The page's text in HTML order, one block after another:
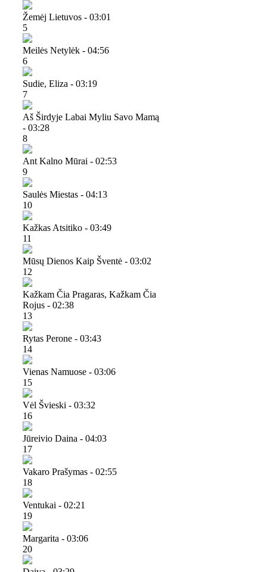
Žemėj Lietuvos - 03:01
5
Meilės Netylėk - 04:56
6
Sudie, Eliza - 03:19
7
Aš Širdyje Labai Myliu Savo Mamą
- 03:28
8
Ant Kalno Mūrai - 02:53
9
Saulės Miestas - 04:13
10
Kažkas Atsitiko - 03:49
11
Mūsų Dienos Kaip Šventė - 03:02
12
Kažkam Čia Pragaras, Kažkam Čia
Rojus - 02:38
13
Rytas Perone - 03:43
14
Vienas Namuose - 03:06
15
Vėl Švieski - 03:32
16
Jūreivio Daina - 04:03
17
Vakaro Prašymas - 02:55
18
Ventukai - 02:21
19
Margarita - 03:06
20